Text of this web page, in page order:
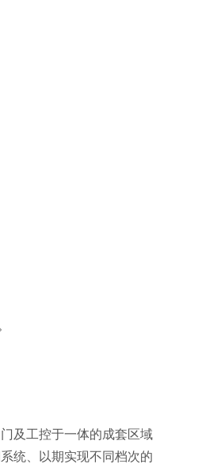
及工控于一体的成套区域
统、以期实现不同档次的